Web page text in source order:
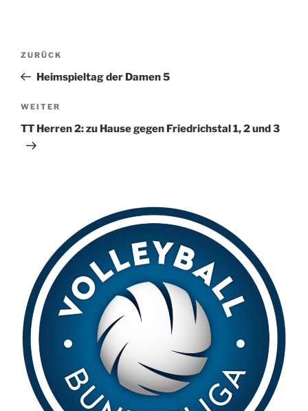
e
r
a
t
Beitragsnavigation
Vorheriger
Beitrag
ZURÜCK
Heimspieltag der Damen 5
Nächster
Beitrag
WEITER
TT Herren 2: zu Hause gegen Friedrichstal 1, 2 und 3